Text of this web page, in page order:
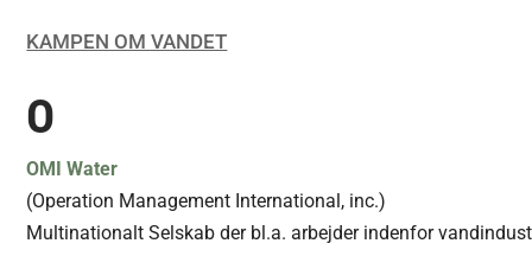
KAMPEN OM VANDET
O
OMI Water
(Operation Management International, inc.)
Multinationalt Selskab der bl.a. arbejder indenfor